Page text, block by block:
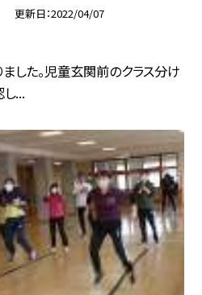
更新日 2022/04/07
した。児童玄関前のクラス分け
...